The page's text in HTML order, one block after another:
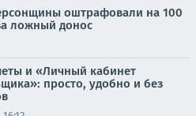
оштрафовали на 100
ложный донос
и «Личный кабинет
просто, удобно и без